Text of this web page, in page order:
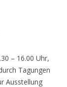
– 16.00 Uhr,
Tagungen
Ausstellung